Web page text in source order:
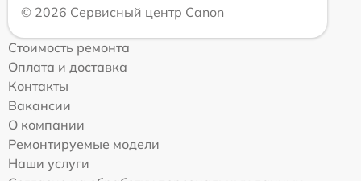
© 2026 Сервисный центр Canon
Стоимость ремонта
Оплата и доставка
Контакты
Вакансии
О компании
Ремонтируемые модели
Наши услуги